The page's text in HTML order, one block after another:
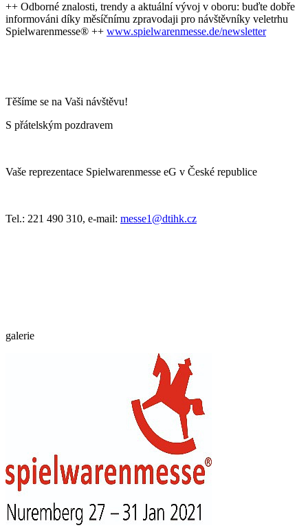
++ Odborné znalosti, trendy a aktuální vývoj v oboru: buďte dobře
informováni díky měsíčnímu zpravodaji pro návštěvníky veletrhu
Spielwarenmesse® ++ www.spielwarenmesse.de/newsletter
Těšíme se na Vaši návštěvu!
S přátelským pozdravem
Vaše reprezentace Spielwarenmesse eG v České republice
Tel.: 221 490 310, e-mail: messe1@dtihk.cz
galerie